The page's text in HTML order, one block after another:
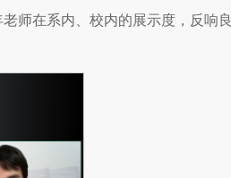
师在系内、校内的展示度，反响良